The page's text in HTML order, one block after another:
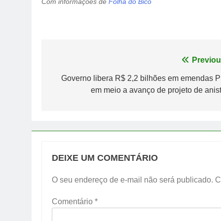
Com informações de Folha do Bico
deGoverno libera R$ 2,2 bilhões em emendas
em meio a avanço de projeto de
DEIXE UM COMENTÁRIO
O seu endereço de e-mail não será publicado.
Comentário *